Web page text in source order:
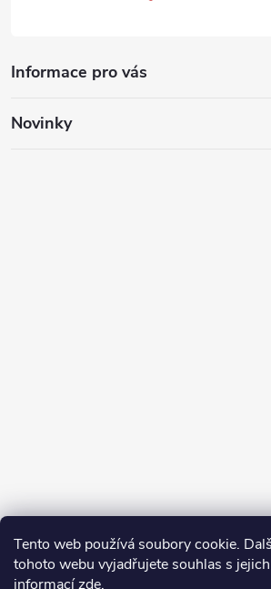
Tento web používá soubory cookie.
tohoto webu vyjadřujete souhlas s
informacízde.
Informace pro vás
Novinky